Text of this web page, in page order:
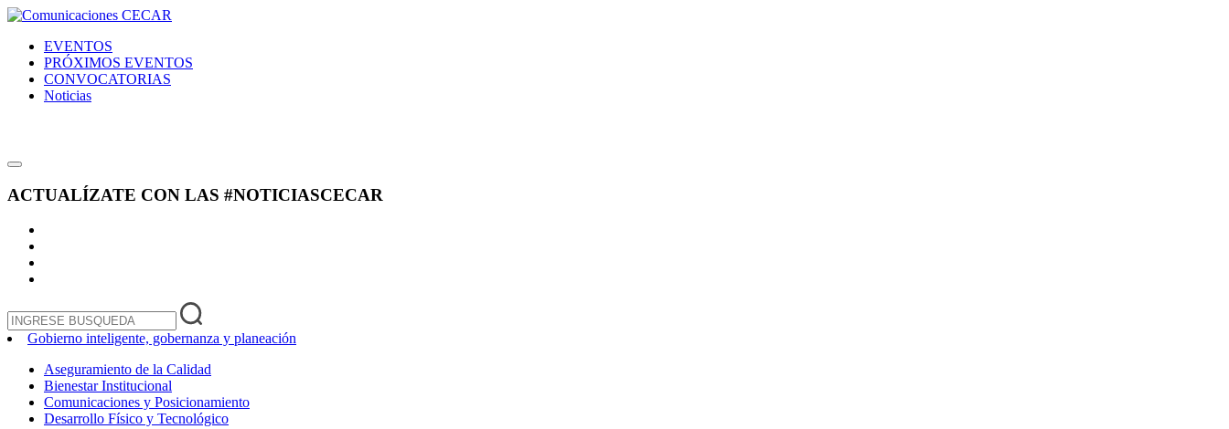
EVENTOS
PRÓXIMOS EVENTOS
CONVOCATORIAS
Noticias
ACTUALÍZATE CON LAS #NOTICIASCECAR
Gobierno inteligente, gobernanza y planeación
Aseguramiento de la Calidad
Bienestar Institucional
Comunicaciones y Posicionamiento
Desarrollo Físico y Tecnológico